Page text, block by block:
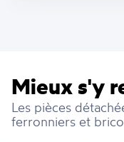
Mieux s'y
Les pièces
ferronniers et